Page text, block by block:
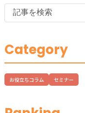
Category
お役立ちコラム セミナー